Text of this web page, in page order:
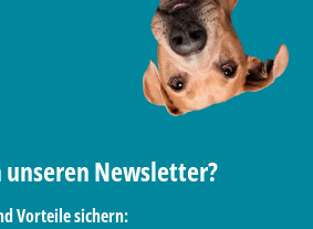
unseren Newsletter?
Vorteile sichern: